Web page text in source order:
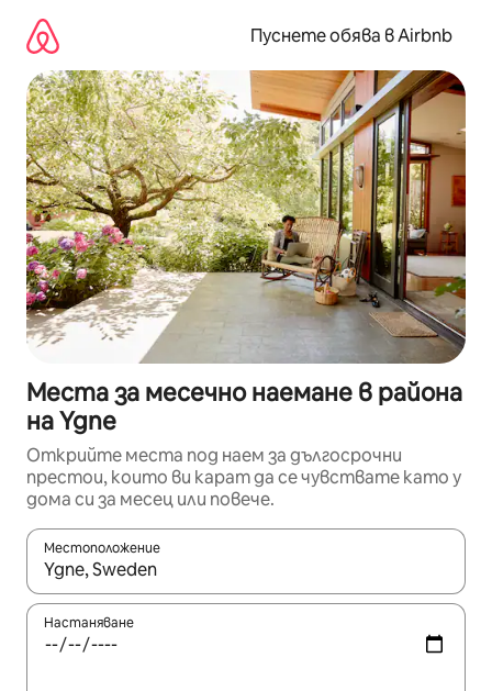
съдържанието
Пуснете обява в Airbnb
Места за месечно наемане в района
на Ygne
Открийте места под наем за дългосрочни
престои, които ви карат да се чувствате като у
дома си за месец или повече.
Местоположение
Когато резултатите се покажат, използвайте
Настаняване